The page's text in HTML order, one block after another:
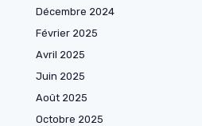
Décembre 2024
Février 2025
Avril 2025
Juin 2025
Août 2025
Octobre 2025